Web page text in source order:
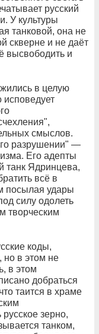
русский
У культуры
танковой, она не
скверне и не даёт
высвободить и
в целую
исповедует
смыслов.
разрушении" —
Его адепты
танк Ядринцева,
всё в
посылая удары
силу одолеть
творческим
коды,
но в этом не
в этом
добраться
таится в храме
русское зерно,
танком,